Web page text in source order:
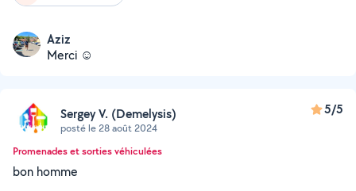
Aziz
Merci ☺️
Sergey V. (Demelysis)
posté le 28 août 2024
5/5
Promenades et sorties véhiculées
bon homme